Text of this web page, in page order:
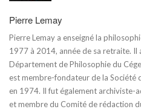
Pierre Lemay
Pierre Lemay a enseigné la
1977 à 2014, année de sa retraite.
Département de Philosophie du
est membre-fondateur de la Société
en 1974. Il fut également archiviste-
et membre du Comité de rédaction